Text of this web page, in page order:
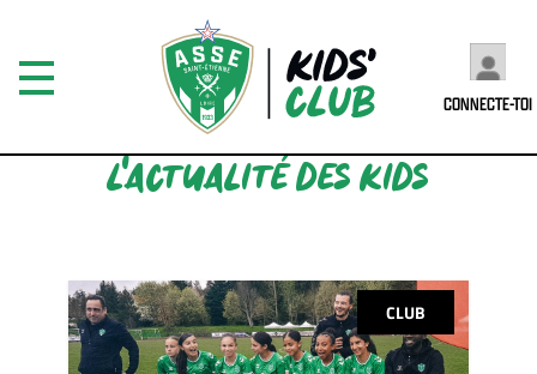
CONNECTE-TOI
L'ACTUALITÉ DES KIDS
CLUB